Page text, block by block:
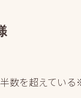
数を超えてい